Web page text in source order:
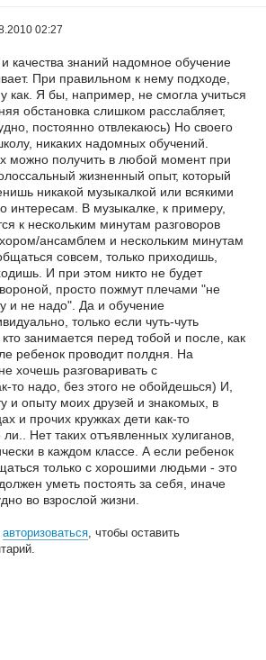
02:27
качества знаний надомное обучение
При правильном к нему подходе,
как. Я бы, например, не смогла учиться
обстановка слишком расслабляет,
постоянно отвлекаюсь) Но своего
никаких надомных обучений.
можно получить в любой момент при
жизненный опыт, который
никакой музыкалкой или всякими
интересам. В музыкалке, к примеру,
к нескольким минутам разговоров
ансамблем и нескольким минутам
совсем, только приходишь,
И при этом никто не будет
просто пожмут плечами "не
и не надо". Да и обучение
только если чуть-чуть
занимается перед тобой и после, как
ребенок проводит полдня. На
хочешь разговаривать с
то надо, без этого не обойдешься) И,
и опыту моих друзей и знакомых, в
и прочих кружках дети как-то
Нет таких отъявленных хулиганов,
в каждом классе. А если ребенок
только с хорошими людьми - это
уметь постоять за себя, иначе
во взрослой жизни.
авторизоваться, чтобы оставить